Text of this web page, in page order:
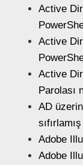
Active
Active
Active
Parolası
AD
sıfırlamış
Adobe
Adobe